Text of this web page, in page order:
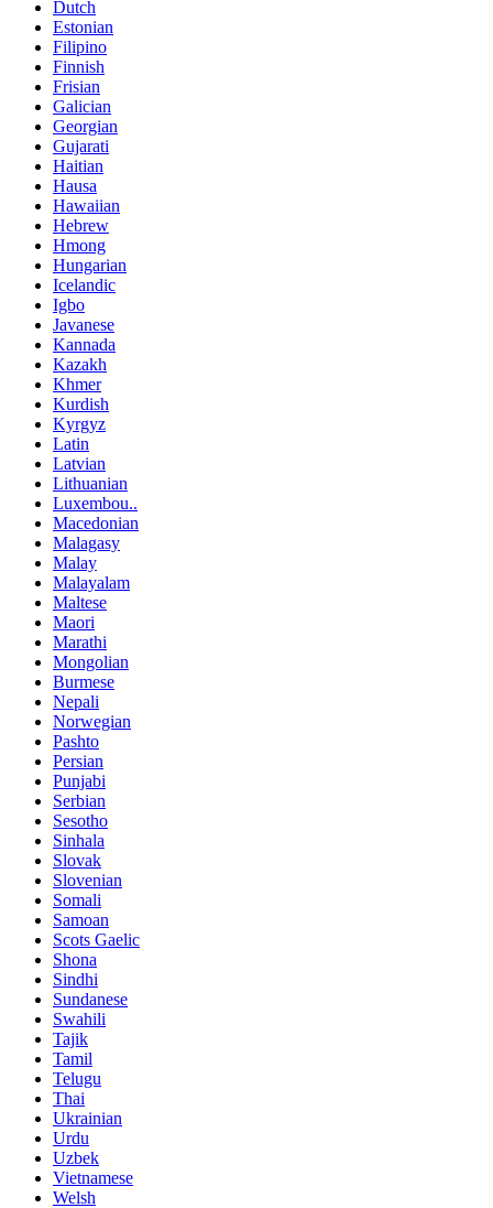
Dutch
Estonian
Filipino
Finnish
Frisian
Galician
Georgian
Gujarati
Haitian
Hausa
Hawaiian
Hebrew
Hmong
Hungarian
Icelandic
Igbo
Javanese
Kannada
Kazakh
Khmer
Kurdish
Kyrgyz
Latin
Latvian
Lithuanian
Luxembou..
Macedonian
Malagasy
Malay
Malayalam
Maltese
Maori
Marathi
Mongolian
Burmese
Nepali
Norwegian
Pashto
Persian
Punjabi
Serbian
Sesotho
Sinhala
Slovak
Slovenian
Somali
Samoan
Scots Gaelic
Shona
Sindhi
Sundanese
Swahili
Tajik
Tamil
Telugu
Thai
Ukrainian
Urdu
Uzbek
Vietnamese
Welsh